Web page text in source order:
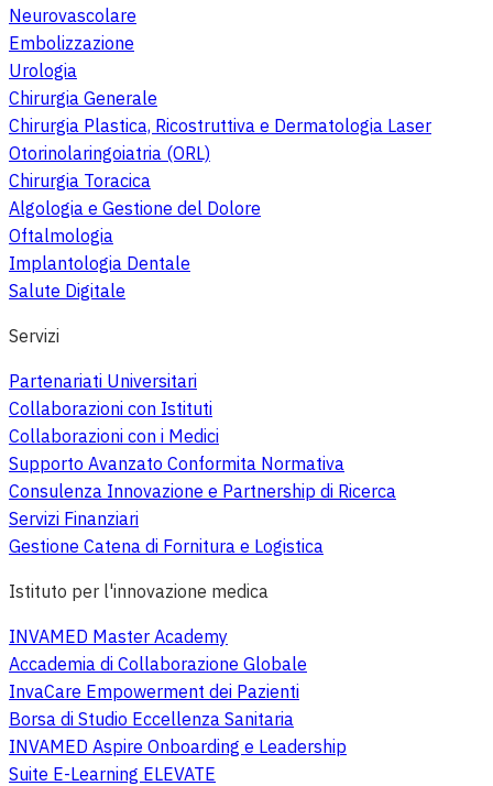
Neurovascolare
Embolizzazione
Urologia
Chirurgia Generale
Chirurgia Plastica, Ricostruttiva e Dermatologia Laser
Otorinolaringoiatria (ORL)
Chirurgia Toracica
Algologia e Gestione del Dolore
Oftalmologia
Implantologia Dentale
Salute Digitale
Servizi
Partenariati Universitari
Collaborazioni con Istituti
Collaborazioni con i Medici
Supporto Avanzato Conformita Normativa
Consulenza Innovazione e Partnership di Ricerca
Servizi Finanziari
Gestione Catena di Fornitura e Logistica
Istituto per l'innovazione medica
INVAMED Master Academy
Accademia di Collaborazione Globale
InvaCare Empowerment dei Pazienti
Borsa di Studio Eccellenza Sanitaria
INVAMED Aspire Onboarding e Leadership
Suite E-Learning ELEVATE